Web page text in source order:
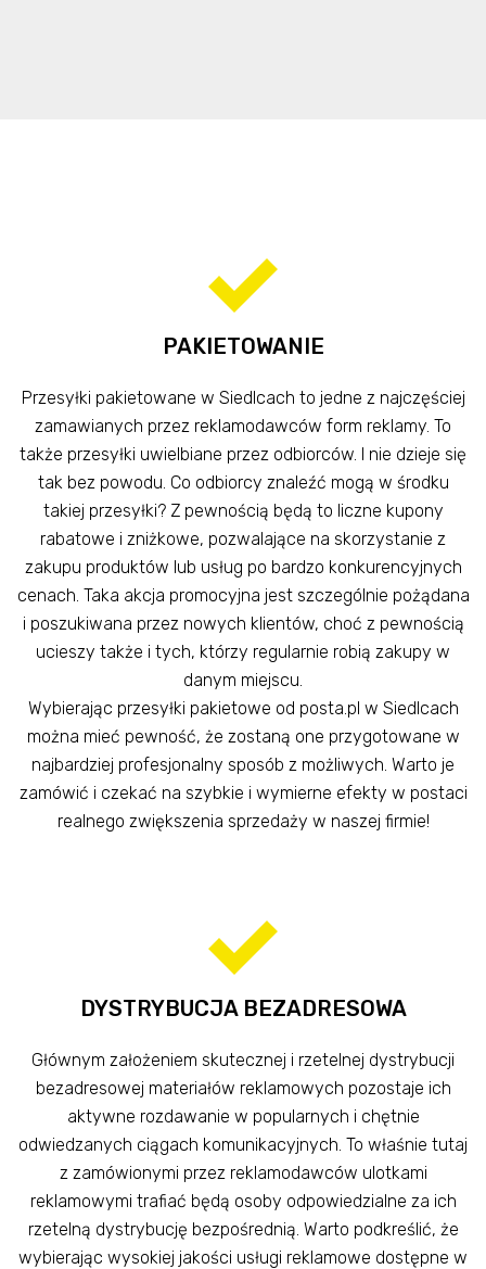
PAKIETOWANIE
Przesyłki pakietowane w Siedlcach to jedne z najczęściej
zamawianych przez reklamodawców form reklamy. To
także przesyłki uwielbiane przez odbiorców. I nie dzieje się
tak bez powodu. Co odbiorcy znaleźć mogą w środku
takiej przesyłki? Z pewnością będą to liczne kupony
rabatowe i zniżkowe, pozwalające na skorzystanie z
zakupu produktów lub usług po bardzo konkurencyjnych
cenach. Taka akcja promocyjna jest szczególnie pożądana
i poszukiwana przez nowych klientów, choć z pewnością
ucieszy także i tych, którzy regularnie robią zakupy w
danym miejscu.
Wybierając przesyłki pakietowe od posta.pl w Siedlcach
można mieć pewność, że zostaną one przygotowane w
najbardziej profesjonalny sposób z możliwych. Warto je
zamówić i czekać na szybkie i wymierne efekty w postaci
realnego zwiększenia sprzedaży w naszej firmie!
DYSTRYBUCJA BEZADRESOWA
Głównym założeniem skutecznej i rzetelnej dystrybucji
bezadresowej materiałów reklamowych pozostaje ich
aktywne rozdawanie w popularnych i chętnie
odwiedzanych ciągach komunikacyjnych. To właśnie tutaj
z zamówionymi przez reklamodawców ulotkami
reklamowymi trafiać będą osoby odpowiedzialne za ich
rzetelną dystrybucję bezpośrednią. Warto podkreślić, że
wybierając wysokiej jakości usługi reklamowe dostępne w